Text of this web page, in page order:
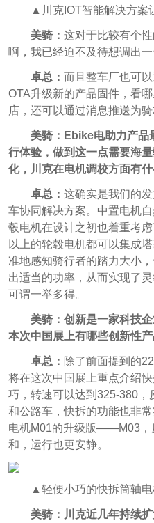
▲川克IOT智能解决方案
美骑： 这对于比较有个
啊，我已经迫不及待想调出一
卓总： 而且整车厂也可
OTA升级新的产品固件，看
店，还可以通过消息推送为
美骑： Ebike电助力产品
行体验，做到这一点需要海
化，川克在电机调校方面有
卓总： 这确实是我们的
车协同解决方案。中置电机
毂电机在设计之初也着重考
以上的轮毂电机都可以集成
准地感知骑行者的踏力大小
出适当的功率，从而实现了
可谓一举多得。
美骑：创新是一家科技
本次中国展上有哪些创新性产
卓总： 除了前面提到的
将在这次中国展上重点介绍
巧，转速可以达到325-380，
和公路车，快拆的功能也非
电机M01的升级版——M03，
和，运行也更安静。
▲轻便小巧的快拆筒轴
美骑：川克近几年持续